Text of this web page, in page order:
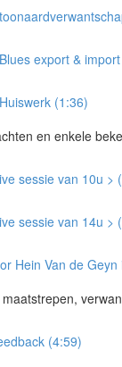
export &
(1:36)
en enkele
sessie van 10u >
sessie van 14u >
Hein Van de
(4:59)